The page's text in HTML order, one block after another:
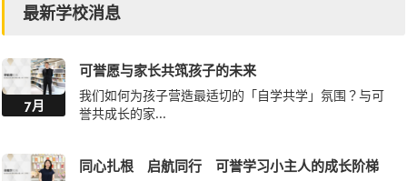
最新学校消息
7月
可誉愿与家长共筑孩子的未来
我们如何为孩子营造最适切的「自学共学」氛围？与可
誉共成长的家...
同心扎根 启航同行 可誉学习小主人的成长阶梯